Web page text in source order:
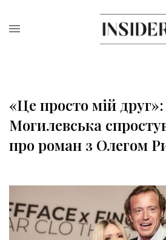
«Це просто мій
Могилевська
про роман з Олегом